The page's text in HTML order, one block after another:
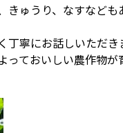
ゅうり、なすなども
寧にお話しいただき
ておいしい農作物が